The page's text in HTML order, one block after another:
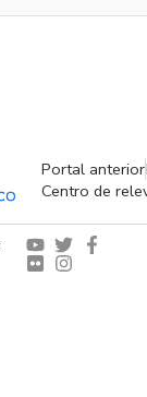
Portal anterior
Centro de